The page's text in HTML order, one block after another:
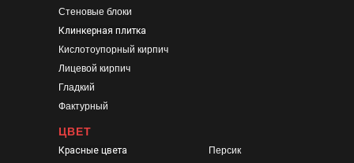
ЦВЕТ
Красные цвета
Стеновые блоки
Клинкерная плитка
Кислотоупорный кирпич
Лицевой кирпич
Гладкий
Фактурный
Персик